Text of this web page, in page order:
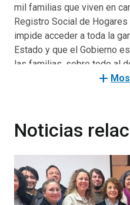
mil familias que viven en
Registro Social de
impide acceder a toda la
Estado y que el Gobierno
las familias, sobre todo al
puntualizando que “por
hogares y 10 mil familias,
datos para poder ir
que el Gobierno va
add
Noticias